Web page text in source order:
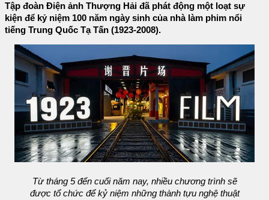
Tập đoàn Điện ảnh Thượng Hải đã phát động một loạt sự
kiện để kỷ niệm 100 năm ngày sinh của nhà làm phim nổi
tiếng Trung Quốc Tạ Tấn (1923-2008).
Từ tháng 5 đến cuối năm nay, nhiều chương trình sẽ
được tổ chức để kỷ niệm những thành tựu nghệ thuật